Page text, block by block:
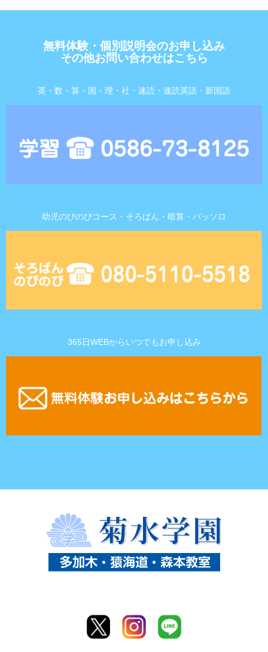
無料体験・個別説明会のお申し込み
その他お問い合わせはこちら
英・数・算・国・理・社・速読・速読英語・新国語
幼児のびのびコース・そろばん・暗算・パッソロ
365日WEBからいつでもお申し込み